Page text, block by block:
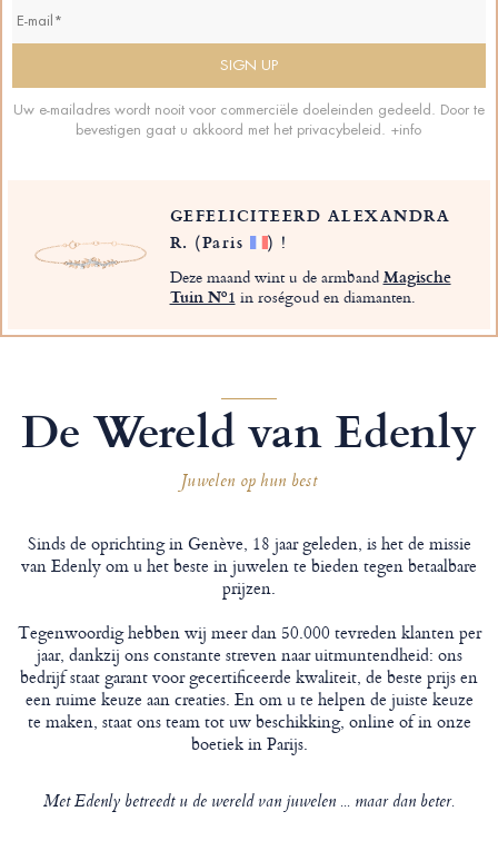
Uw e-mailadres wordt nooit voor commerciële doeleinden gedeeld. Door te
bevestigen gaat u akkoord met het privacybeleid. +info
GEFELICITEERD ALEXANDRA
R. (Paris ) !
Deze maand wint u de armbandMagische
Tuin Nº1 in roségoud en diamanten.
De Wereld van Edenly
Juwelen op hun best
Sinds de oprichting in Genève, 18 jaar geleden, is het de missie
van Edenly om u het beste in juwelen te bieden tegen betaalbare
prijzen.
Tegenwoordig hebben wij meer dan 50.000 tevreden klanten per
jaar, dankzij ons constante streven naar uitmuntendheid: ons
bedrijf staat garant voor gecertificeerde kwaliteit, de beste prijs en
een ruime keuze aan creaties. En om u te helpen de juiste keuze
te maken, staat ons team tot uw beschikking, online of in onze
boetiek in Parijs.
Met Edenly betreedt u de wereld van juwelen ... maar dan beter.